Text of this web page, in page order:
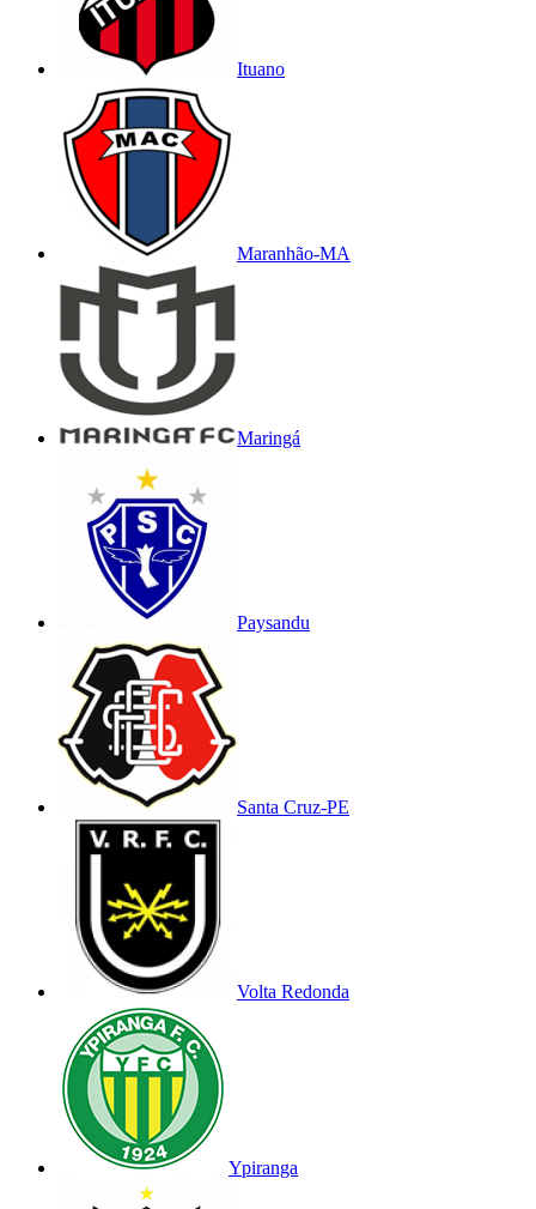
Ituano
Maranhão-MA
Maringá
Paysandu
Santa Cruz-PE
Volta Redonda
Ypiranga